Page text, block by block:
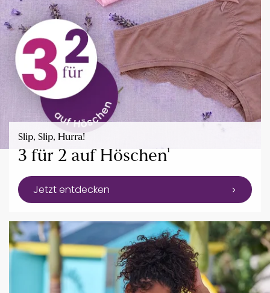
Slip, Slip, Hurra!
3 für 2 auf Höschen¹
Jetzt entdecken